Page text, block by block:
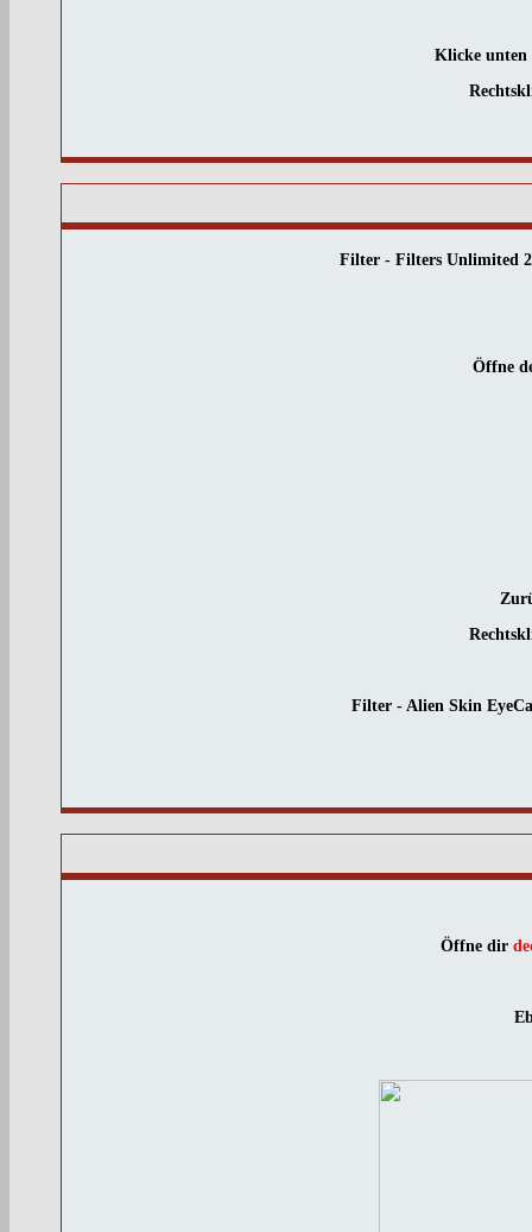
Klicke unten
Filter - Filters Unlimited
Öffne
Filter - Alien Skin
Öffne dir